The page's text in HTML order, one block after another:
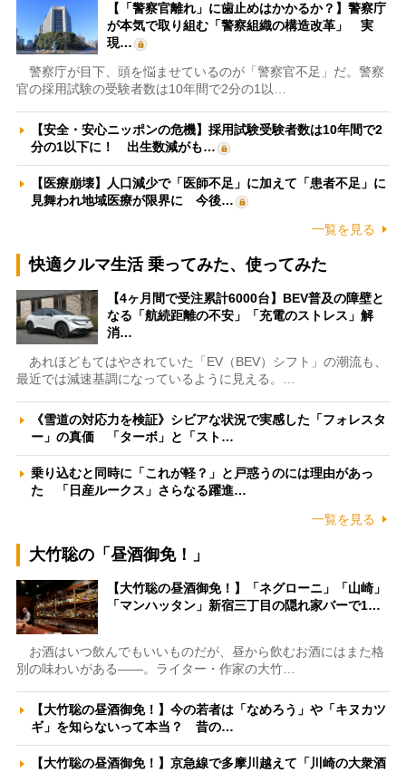
【「警察官離れ」に歯止めはかかるか？】警察庁
が本気で取り組む「警察組織の構造改革」 実
現…
警察庁が目下、頭を悩ませているのが「警察官不足」だ。警察
官の採用試験の受験者数は10年間で2分の1以…
【安全・安心ニッポンの危機】採用試験受験者数は10年間で2
分の1以下に！ 出生数減がも…
【医療崩壊】人口減少で「医師不足」に加えて「患者不足」に
見舞われ地域医療が限界に 今後…
一覧を見る
快適クルマ生活 乗ってみた、使ってみた
【4ヶ月間で受注累計6000台】BEV普及の障壁と
なる「航続距離の不安」「充電のストレス」解
消…
あれほどもてはやされていた「EV（BEV）シフト」の潮流も、
最近では減速基調になっているように見える。…
《雪道の対応力を検証》シビアな状況で実感した「フォレスタ
ー」の真価 「ターボ」と「スト…
乗り込むと同時に「これが軽？」と戸惑うのには理由があっ
た 「日産ルークス」さらなる躍進…
一覧を見る
大竹聡の「昼酒御免！」
【大竹聡の昼酒御免！】「ネグローニ」「山崎」
「マンハッタン」新宿三丁目の隠れ家バーで1…
お酒はいつ飲んでもいいものだが、昼から飲むお酒にはまた格
別の味わいがある――。ライター・作家の大竹…
【大竹聡の昼酒御免！】今の若者は「なめろう」や「キヌカツ
ギ」を知らないって本当？ 昔の…
【大竹聡の昼酒御免！】京急線で多摩川越えて「川崎の大衆酒